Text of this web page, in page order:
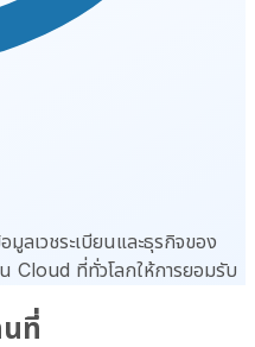
ลเวชระเบียนและธุรกิจของ
Cloud ที่ทั่วโลกให้การยอมรับ
ที่